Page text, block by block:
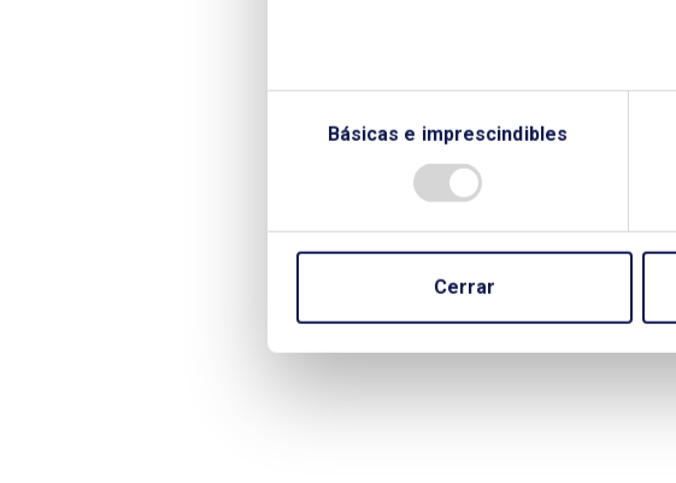
Básicas e imprescindibles
Cerrar
Energía.
Bienes inmuebles de características
el sector energético, por Garrigues.